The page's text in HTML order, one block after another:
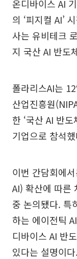
온디바이스 AI
의 ‘피지컬 AI’
사는 유비테크
지 국산 AI 반도
폴라리스AI는
산업진흥원
한 ‘국산 AI 반
기업으로 참석
이번 간담회에
AI) 확산에 따른
중 논의됐다. 특
하는 에이전틱
디바이스 AI 반
있다는 설명이다.